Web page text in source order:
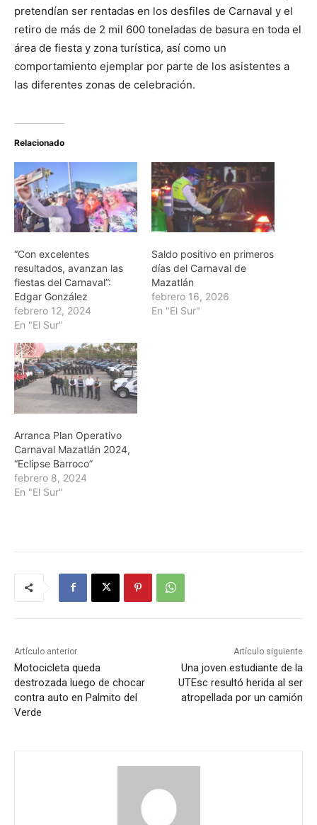
pretendían ser rentadas en los desfiles de Carnaval y el
retiro de más de 2 mil 600 toneladas de basura en toda el
área de fiesta y zona turística, así como un
comportamiento ejemplar por parte de los asistentes a
las diferentes zonas de celebración.
Relacionado
“Con excelentes
resultados, avanzan las
fiestas del Carnaval”:
Edgar González
febrero 12, 2024
En "El Sur"
Saldo positivo en primeros
días del Carnaval de
Mazatlán
febrero 16, 2026
En "El Sur"
Arranca Plan Operativo
Carnaval Mazatlán 2024,
“Eclipse Barroco”
febrero 8, 2024
En "El Sur"
Artículo anterior
Motocicleta queda
destrozada luego de chocar
contra auto en Palmito del
Verde
Artículo siguiente
Una joven estudiante de la
UTEsc resultó herida al ser
atropellada por un camión